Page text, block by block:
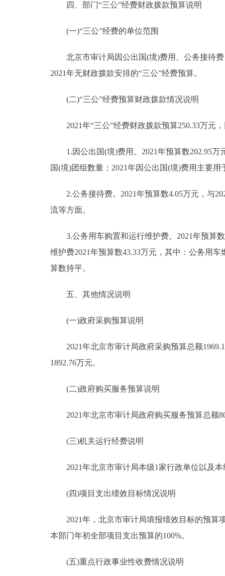
四、部门“三公”经费财政拨款预算说明
(一)“三公”经费的单位范围
北京市审计局因公出国(境)费用、公务接待费
2021年无财政拨款安排的“三公”经费预算。
(二)“三公”经费预算财政拨款情况说明
2021年“三公”经费财政拨款预算250.33万元，
1.因公出国(境)费用。2021年预算数202.95万
国(境)团组数量；2021年因公出国(境)费用主要
2.公务接待费。2021年预算数4.05万元，与
流等方面。
3.公务用车购置和运行维护费。2021年预算数
维护费2021年预算数43.33万元，其中：公务用
算数持平。
五、其他情况说明
(一)政府采购预算说明
2021年北京市审计局政府采购预算总额
1892.76万元。
(二)政府购买服务预算说明
2021年北京市审计局政府购买服务预算总额
(三)机关运行经费说明
2021年北京市审计局本级1家行政单位以及本
(四)项目支出绩效目标情况说明
2021年，北京市审计局填报绩效目标的预算项
本部门年初全部项目支出预算的100%。
(五)重点行政事业性收费情况说明